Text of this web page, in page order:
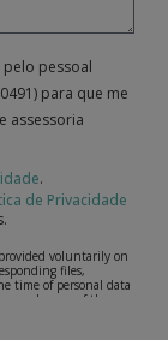
pessoal
para que me
assessoria
.
de Privacidade
voluntarily on
files,
time of personal data
may be any of the
established